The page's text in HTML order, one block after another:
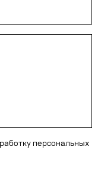
персональных